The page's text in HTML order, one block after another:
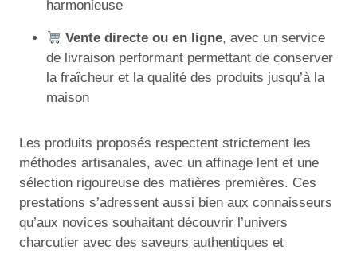
harmonieuse
Vente directe ou en ligne, avec un service
de livraison performant permettant de conserver
la fraîcheur et la qualité des produits jusqu’à la
maison
Les produits proposés respectent strictement les
méthodes artisanales, avec un affinage lent et une
sélection rigoureuse des matières premières. Ces
prestations s’adressent aussi bien aux connaisseurs
qu’aux novices souhaitant découvrir l’univers
charcutier avec des saveurs authentiques et